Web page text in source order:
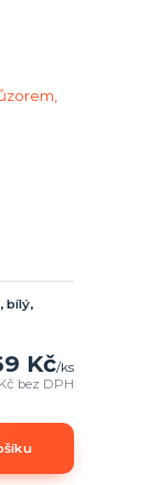
bílý,
Kč/ks
bez DPH